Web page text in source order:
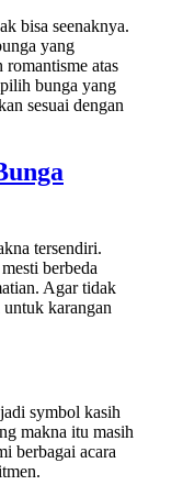
bisa seenaknya.
yang
atas
bunga yang
sesuai dengan
tersendiri.
berbeda
Agar tidak
karangan
symbol kasih
makna itu masih
berbagai acara